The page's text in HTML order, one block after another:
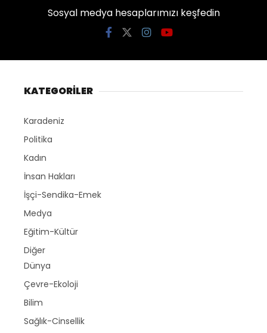
Sosyal medya hesaplarımızı keşfedin
KATEGORİLER
Karadeniz
Politika
Kadın
İnsan Hakları
İşçi-Sendika-Emek
Medya
Eğitim-Kültür
Diğer
Dünya
Çevre-Ekoloji
Bilim
Sağlık-Cinsellik